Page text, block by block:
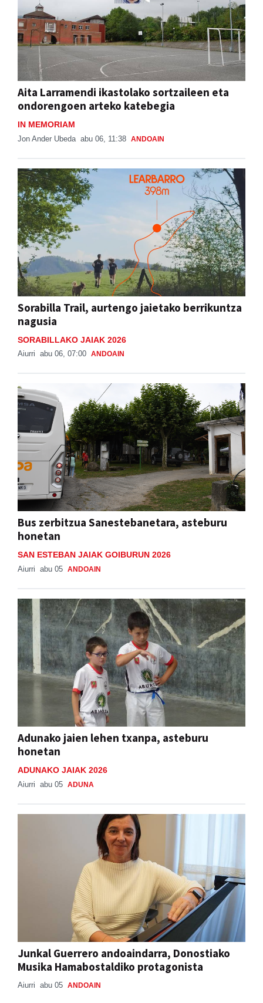
Aita Larramendi ikastolako sortzaileen eta
ondorengoen arteko katebegia
IN MEMORIAM
Jon Ander Ubeda abu 06, 11:38 ANDOAIN
Sorabilla Trail, aurtengo jaietako berrikuntza
nagusia
SORABILLAKO JAIAK 2026
Aiurri abu 06, 07:00 ANDOAIN
Bus zerbitzua Sanestebanetara, asteburu
honetan
SAN ESTEBAN JAIAK GOIBURUN 2026
Aiurri abu 05 ANDOAIN
Adunako jaien lehen txanpa, asteburu
honetan
ADUNAKO JAIAK 2026
Aiurri abu 05 ADUNA
Junkal Guerrero andoaindarra, Donostiako
Musika Hamabostaldiko protagonista
Aiurri abu 05 ANDOAIN